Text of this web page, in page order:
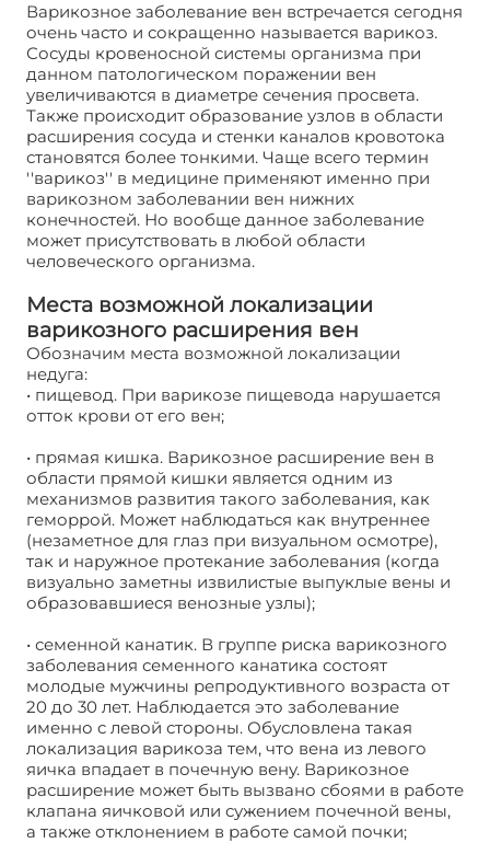
Варикозное заболевание вен встречается сегодня
очень часто и сокращенно называется варикоз.
Сосуды кровеносной системы организма при
данном патологическом поражении вен
увеличиваются в диаметре сечения просвета.
Также происходит образование узлов в области
расширения сосуда и стенки каналов кровотока
становятся более тонкими. Чаще всего термин
''варикоз'' в медицине применяют именно при
варикозном заболевании вен нижних
конечностей. Но вообще данное заболевание
может присутствовать в любой области
человеческого организма.
Места возможной локализации
варикозного расширения вен
Обозначим места возможной локализации
недуга:
• пищевод. При варикозе пищевода нарушается
отток крови от его вен;
• прямая кишка. Варикозное расширение вен в
области прямой кишки является одним из
механизмов развития такого заболевания, как
геморрой. Может наблюдаться как внутреннее
(незаметное для глаз при визуальном осмотре),
так и наружное протекание заболевания (когда
визуально заметны извилистые выпуклые вены и
образовавшиеся венозные узлы);
• семенной канатик. В группе риска варикозного
заболевания семенного канатика состоят
молодые мужчины репродуктивного возраста от
20 до 30 лет. Наблюдается это заболевание
именно с левой стороны. Обусловлена такая
локализация варикоза тем, что вена из левого
яичка впадает в почечную вену. Варикозное
расширение может быть вызвано сбоями в работе
клапана яичковой или сужением почечной вены,
а также отклонением в работе самой почки;